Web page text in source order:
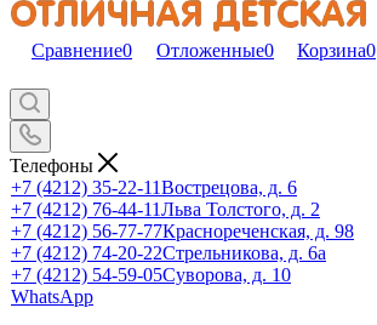
Сравнение0 Отложенные0 Корзина0
Телефоны
+7 (4212) 35-22-11Вострецова, д. 6
+7 (4212) 76-44-11Льва Толстого, д. 2
+7 (4212) 56-77-77Краснореченская, д. 98
+7 (4212) 74-20-22Стрельникова, д. 6а
+7 (4212) 54-59-05Суворова, д. 10
WhatsApp